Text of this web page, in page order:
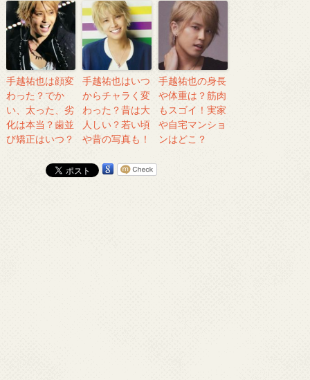
手越祐也は顔変
わった？でか
い、太った、劣
化は本当？歯並
び矯正はいつ？
手越祐也はいつ
からチャラく変
わった？昔は大
人しい？若い頃
や昔の写真も！
手越祐也の身長
や体重は？筋肉
もスゴイ！実家
や自宅マンショ
ンはどこ？